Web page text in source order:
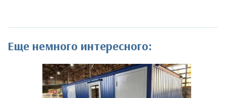
Еще немного интересного: